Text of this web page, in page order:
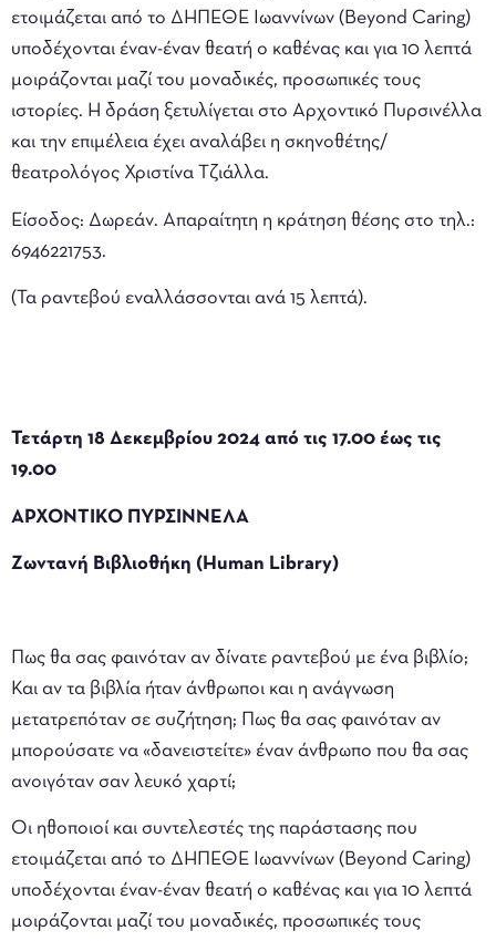
ετοιμάζεται από το ΔΗΠΕΘΕ Ιωαννίνων (Beyond Caring)
υποδέχονται έναν-έναν θεατή ο καθένας και για 10 λεπτά
μοιράζονται μαζί του μοναδικές, προσωπικές τους
ιστορίες. Η δράση ξετυλίγεται στο Αρχοντικό Πυρσινέλλα
και την επιμέλεια έχει αναλάβει η σκηνοθέτης/
θεατρολόγος Χριστίνα Τζιάλλα.
Είσοδος: Δωρεάν. Απαραίτητη η κράτηση θέσης στο τηλ.:
6946221753.
(Τα ραντεβού εναλλάσσονται ανά 15 λεπτά).
Τετάρτη 18 Δεκεμβρίου 2024 από τις 17.00 έως τις
19.00
ΑΡΧΟΝΤΙΚΟ ΠΥΡΣΙΝΝΕΛΑ
Ζωντανή Βιβλιοθήκη (Human Library)
Πως θα σας φαινόταν αν δίνατε ραντεβού με ένα βιβλίο;
Και αν τα βιβλία ήταν άνθρωποι και η ανάγνωση
μετατρεπόταν σε συζήτηση; Πως θα σας φαινόταν αν
μπορούσατε να «δανειστείτε» έναν άνθρωπο που θα σας
ανοιγόταν σαν λευκό χαρτί;
Οι ηθοποιοί και συντελεστές της παράστασης που
ετοιμάζεται από το ΔΗΠΕΘΕ Ιωαννίνων (Beyond Caring)
υποδέχονται έναν-έναν θεατή ο καθένας και για 10 λεπτά
μοιράζονται μαζί του μοναδικές, προσωπικές τους